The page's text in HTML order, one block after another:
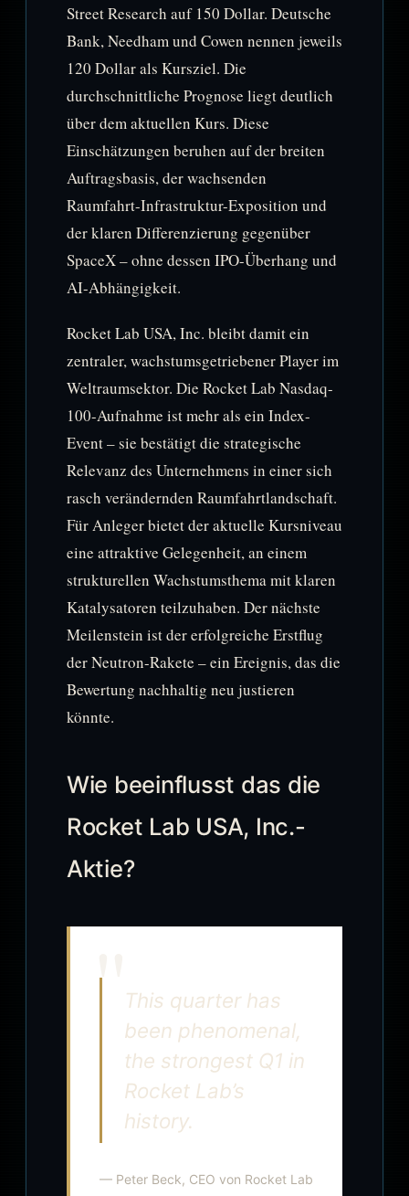
Street Research auf 150 Dollar. Deutsche
Bank, Needham und Cowen nennen jeweils
120 Dollar als Kursziel. Die
durchschnittliche Prognose liegt deutlich
über dem aktuellen Kurs. Diese
Einschätzungen beruhen auf der breiten
Auftragsbasis, der wachsenden
Raumfahrt-Infrastruktur-Exposition und
der klaren Differenzierung gegenüber
SpaceX – ohne dessen IPO-Überhang und
AI-Abhängigkeit.
Rocket Lab USA, Inc. bleibt damit ein
zentraler, wachstumsgetriebener Player im
Weltraumsektor. Die Rocket Lab Nasdaq-
100-Aufnahme ist mehr als ein Index-
Event – sie bestätigt die strategische
Relevanz des Unternehmens in einer sich
rasch verändernden Raumfahrtlandschaft.
Für Anleger bietet der aktuelle Kursniveau
eine attraktive Gelegenheit, an einem
strukturellen Wachstumsthema mit klaren
Katalysatoren teilzuhaben. Der nächste
Meilenstein ist der erfolgreiche Erstflug
der Neutron-Rakete – ein Ereignis, das die
Bewertung nachhaltig neu justieren
könnte.
Wie beeinflusst das die
Rocket Lab USA, Inc.-
Aktie?
This quarter has
been phenomenal,
the strongest Q1 in
Rocket Lab’s
history.
— Peter Beck, CEO von Rocket Lab